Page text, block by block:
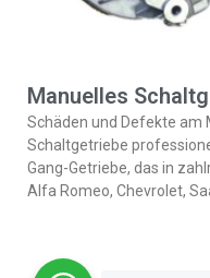
Manuelles
Schäden und Defekte am
Schaltgetriebe
Gang-Getriebe, das in
Alfa Romeo, Chevrolet,